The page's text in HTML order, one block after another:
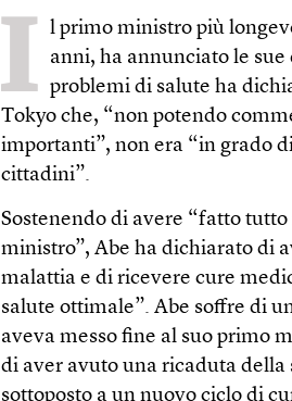
I l primo ministro più
anni, ha annunciato le
problemi di salute ha
Tokyo che, “non potendo
importanti”, non era “in grado
cittadini”.
Sostenendo di avere “fatto
ministro”, Abe ha dichiarato di
malattia e di ricevere cure
salute ottimale”. Abe soffre di
aveva messo fine al suo primo
di aver avuto una ricaduta della
sottoposto a un nuovo ciclo di